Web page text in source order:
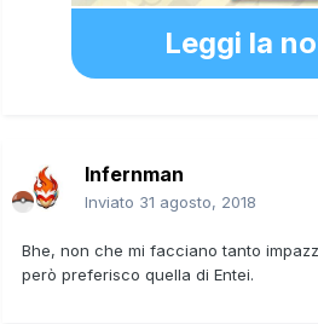
Leggi la
Infernman
Inviato 31 agosto, 2018
Bhe, non che mi facciano tanto
però preferisco quella di Entei.